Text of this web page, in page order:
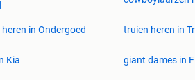
in Ondergoed truien heren in
Kia giant dames in